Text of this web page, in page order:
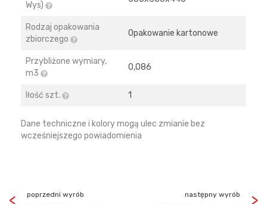
Wys)
Rodzaj opakowania
zbiorczego
Opakowanie kartonowe
Przybliżone wymiary,
m3
0,086
Iłość szt. 1
Dane techniczne i kolory mogą ulec zmianie bez
wcześniejszego powiadomienia
poprzedni wyrób następny wyrób